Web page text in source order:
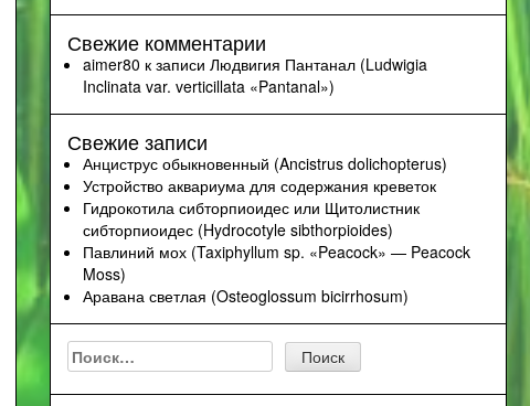
Свежие комментарии
aimer80 к записи Людвигия Пантанал (Ludwigia
Inclinata var. verticillata «Pantanal»)
Свежие записи
Анциструс обыкновенный (Ancistrus dolichopterus)
Устройство аквариума для содержания креветок
Гидрокотила сибторпиоидес или Щитолистник
сибторпиоидес (Hydrocotyle sibthorpioides)
Павлиний мох (Taxiphyllum sp. «Peacock» — Peacock
Moss)
Аравана светлая (Osteoglossum bicirrhosum)
Найти: